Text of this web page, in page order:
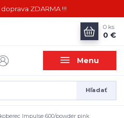
doprava ZDARMA !!!
Menu
Hľadať
0 ks
0 €
Impulse 600/powder pink